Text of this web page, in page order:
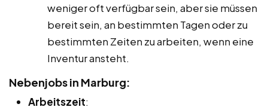
weniger oft verfügbar sein, aber sie müssen
bereit sein, an bestimmten Tagen oder zu
bestimmten Zeiten zu arbeiten, wenn eine
Inventur ansteht.
Nebenjobs in Marburg:
Arbeitszeit: